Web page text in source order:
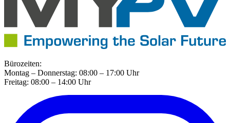
Bürozeiten:
Montag – Donnerstag: 08:00 – 17:00 Uhr
Freitag: 08:00 – 14:00 Uhr